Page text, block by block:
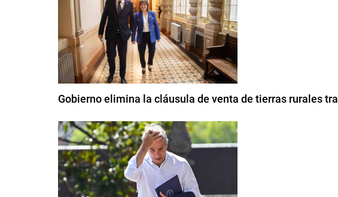
Gobierno elimina la cláusula de venta de tierras rurales